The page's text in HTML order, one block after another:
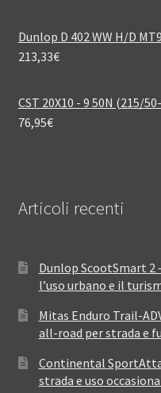
Dunlop D 402 WW H/D
213,33€
CST 20X10 - 9 50N (215/
76,95€
Articoli recenti
Dunlop ScootSmart 2
l’uso urbano e il
Mitas Enduro Trail-
all-road per strada e
Continental
strada e uso